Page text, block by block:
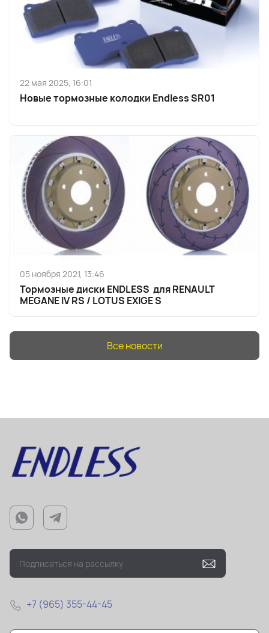
22 мая 2025, 16:01
Новые тормозные колодки Endless SR01
05 ноября 2021, 13:46
Тормозные диски ENDLESS для RENAULT
MEGANE IV RS / LOTUS EXIGE S
Все новости
+7 (965) 355-44-45